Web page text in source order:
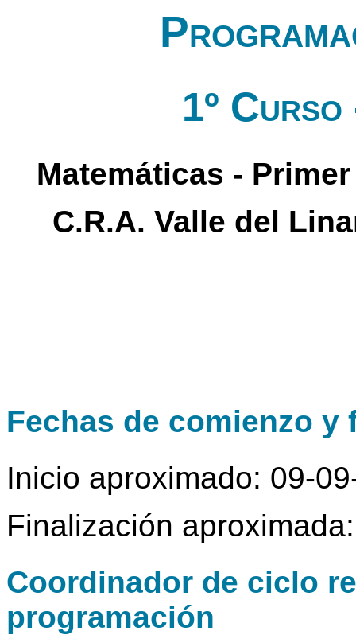
1º Curso
Matemáticas -
C.R.A. Valle del
Fechas de comienzo y
Inicio aproximado: 09-
Finalización
Coordinador de ciclo
programación